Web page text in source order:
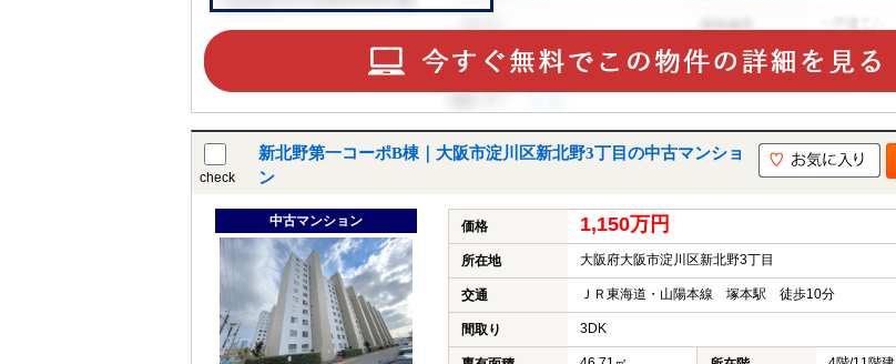
check
新北野第一コーポB棟｜大阪市淀川区新北野3丁目の中古マンショ
ン
中古マンション 価格 1,150万円
所在地 大阪府大阪市淀川区新北野3丁目
交通 ＪＲ東海道・山陽本線 塚本駅 徒歩10分
間取り 3DK